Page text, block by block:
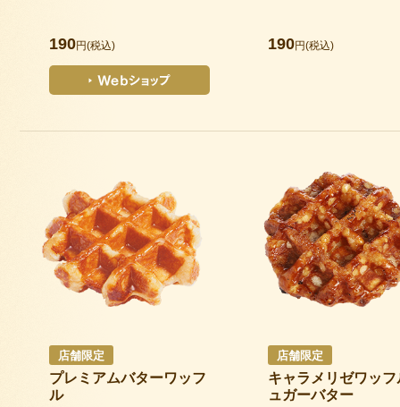
190円(税込) 190円(税込)
店舗限定
プレミアムバターワッフ
ル
店舗限定
キャラメリゼワッフ
ュガーバター